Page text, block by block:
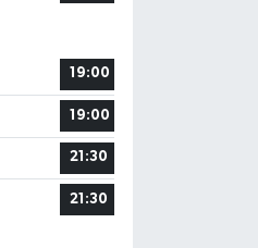
19:00
19:00
21:30
21:30